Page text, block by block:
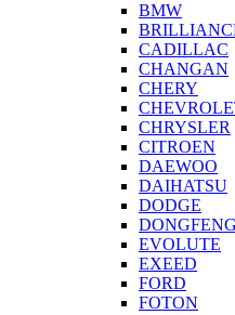
BMW
CADILLAC
CHANGAN
CHERY
CHRYSLER
CITROEN
DAEWOO
DAIHATSU
DODGE
DONGFENG
EVOLUTE
EXEED
FORD
FOTON